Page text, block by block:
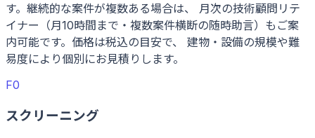
す。継続的な案件が複数ある場合は、 月次の技術顧問リテ
イナー（月10時間まで・複数案件横断の随時助言）もご案
内可能です。価格は税込の目安で、 建物・設備の規模や難
易度により個別にお見積りします。
F0
スクリーニング